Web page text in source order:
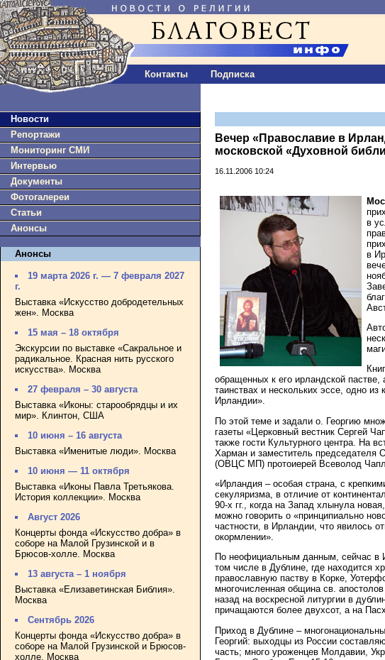
Контакты Подписка
Новости
Репортажи
Мониторинг СМИ
Интервью
Документы
Фотогалереи
Статьи
Анонсы
Анонсы
19 марта 2026 г. — 7 февраля 2027
г.
Выставка «Искусство добродетельных
жен». Москва
15 мая – 18 октября
Экскурсии по выставке «Сакральное и
радикальное. Красная нить русского
искусства». Москва
27 февраля – 30 августа
Выставка «Иконы: старообрядцы и их
мир». Клинтон, США
10 июня – 16 августа
Выставка «Именитые люди». Москва
10 июня — 11 октября
Выставка «Иконы Павла Третьякова.
История коллекции». Москва
Август 2026
Концерты фонда «Искусство добра» в
соборе на Малой Грузинской и в
Брюсов-холле. Москва
13 августа – 1 ноября
Выставка «Елизаветинская Библия».
Москва
Сентябрь 2026
Концерты фонда «Искусство добра» в
соборе на Малой Грузинской и Брюсов-
холле. Москва
Вечер «Православие в
московской «Духовной
16.11.2006 10:24
в
в
обращенных к его ирландской
таинствах и нескольких эссе, одно
Ирландии».
По этой теме и задали о. Георгию
газеты «Церковный вестник Сергей
также гости Культурного центра. На
Харман и заместитель председателя
(ОВЦС МП) протоиерей Всеволод
«Ирландия – особая страна, с
секуляризма, в отличие от
90-х гг., когда на Запад хлынула
можно говорить о «принципиально
частности, в Ирландии, что явилось
окормлении».
По неофициальным данным, сейчас в
том числе в Дублине, где находится
православную паству в Корке,
многочисленная община св.
назад на воскресной литургии в
причащаются более двухсот, а на
Приход в Дублине –
Георгий: выходцы из России
часть; много уроженцев Молдавии,